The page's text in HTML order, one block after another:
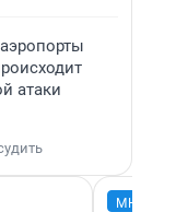
атаки